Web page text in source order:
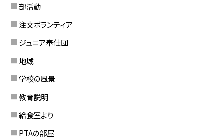
部活動
注文ボランティア
ジュニア奉仕団
地域
学校の風景
教育説明
給食室より
PTAの部屋